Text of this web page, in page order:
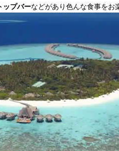
ップバーなどがあり色んな食事をお